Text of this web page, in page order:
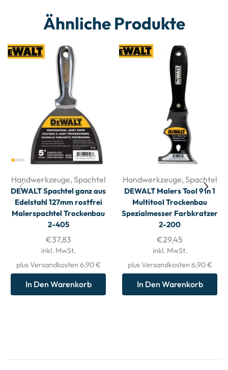
Ähnliche Produkte
Handwerkzeuge,Spachtel
DEWALT Spachtel ganz aus
Edelstahl 127mm rostfrei
Malerspachtel Trockenbau
2-405
€37,83
inkl. MwSt.
plus Versandkosten 6,90 €
In Den Warenkorb
Handwerkzeuge,Spachtel
DEWALT Malers Tool 9 in 1
Multitool Trockenbau
Spezialmesser Farbkratzer
2-200
€29,45
inkl. MwSt.
plus Versandkosten 6,90 €
In Den Warenkorb